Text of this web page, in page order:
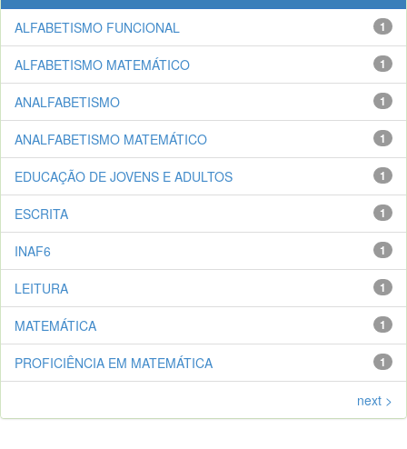
1
ALFABETISMO FUNCIONAL
1
ALFABETISMO MATEMÁTICO
1
ANALFABETISMO
1
ANALFABETISMO MATEMÁTICO
1
EDUCAÇÃO DE JOVENS E ADULTOS
1
ESCRITA
1
INAF6
1
LEITURA
1
MATEMÁTICA
1
PROFICIÊNCIA EM MATEMÁTICA
next >